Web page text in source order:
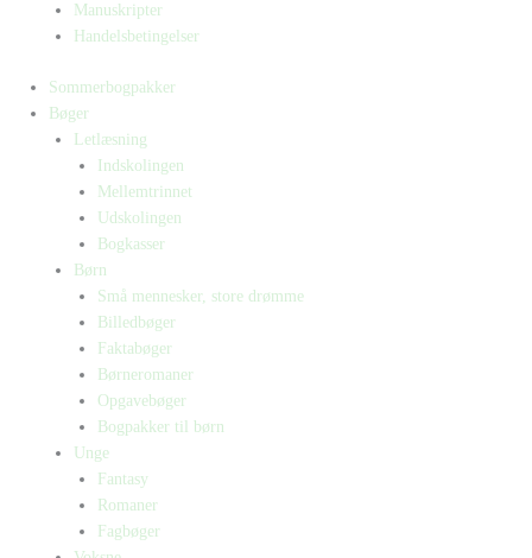
Manuskripter
Handelsbetingelser
Sommerbogpakker
Bøger
Letlæsning
Indskolingen
Mellemtrinnet
Udskolingen
Bogkasser
Børn
Små mennesker, store drømme
Billedbøger
Faktabøger
Børneromaner
Opgavebøger
Bogpakker til børn
Unge
Fantasy
Romaner
Fagbøger